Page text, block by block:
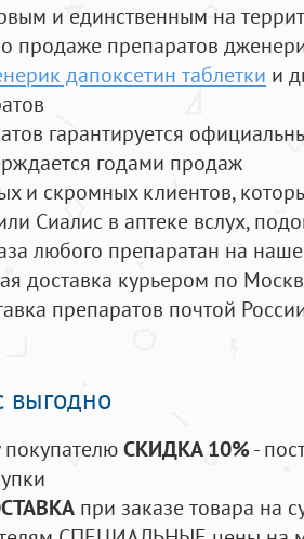
и единственным на
продаже препаратов
дапоксетин таблетки и
гарантируется
годами продаж
и скромных клиентов,
Сиалис в аптеке вслух,
любого препаратан на
доставка курьером по
препаратов почтой
выгодно
СКИДКА 10%-
при заказе товара на